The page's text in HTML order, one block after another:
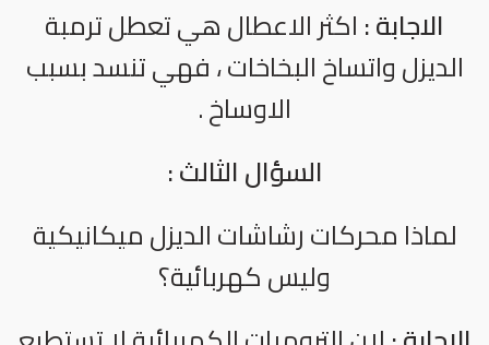
الاجابة : اكثر الاعطال هي تعطل ترمبة
الديزل واتساخ البخاخات ، فهي تنسد بسبب
الاوساخ .
السؤال الثالث :
لماذا محركات رشاشات الديزل ميكانيكية
وليس كهربائية؟